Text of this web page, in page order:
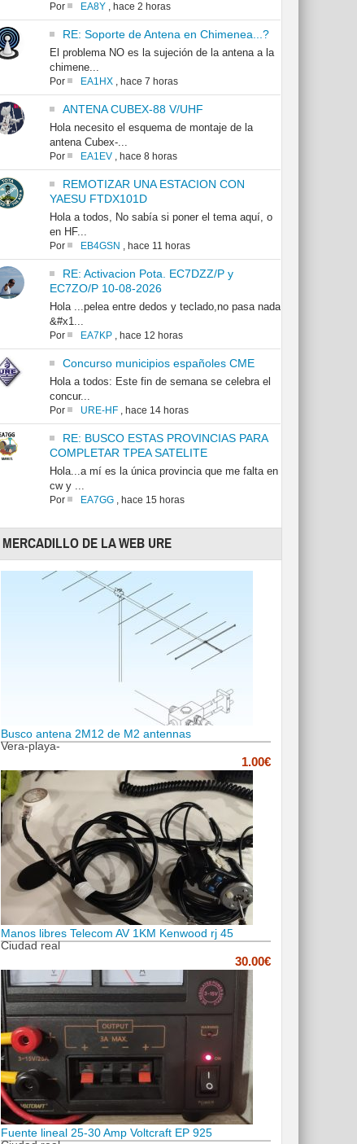
Por EA8Y, hace 2 horas
RE: Soporte de Antena en Chimenea...?
El problema NO es la sujeción de la antena a la
chimene...
Por EA1HX, hace 7 horas
ANTENA CUBEX-88 V/UHF
Hola necesito el esquema de montaje de la
antena Cubex-...
Por EA1EV, hace 8 horas
REMOTIZAR UNA ESTACION CON
YAESU FTDX101D
Hola a todos, No sabía si poner el tema aquí, o
en HF...
Por EB4GSN , hace 11 horas
RE: Activacion Pota. EC7DZZ/P y
EC7ZO/P 10-08-2026
Hola ...pelea entre dedos y teclado,no pasa nada
&#x1...
Por EA7KP, hace 12 horas
Concurso municipios españoles CME
Hola a todos: Este fin de semana se celebra el
concur...
Por URE-HF, hace 14 horas
RE: BUSCO ESTAS PROVINCIAS PARA
COMPLETAR TPEA SATELITE
Hola...a mí es la única provincia que me falta en
cw y ...
Por EA7GG, hace 15 horas
MERCADILLO DE LA WEB URE
Busco antena 2M12 de M2 antennas
Vera-playa-
1.00€
Manos libres Telecom AV 1KM Kenwood rj 45
Ciudad real
30.00€
Fuente lineal 25-30 Amp Voltcraft EP 925